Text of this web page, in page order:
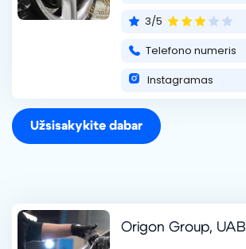
+37063079211
3/5
Telefono numeris
Instagramas
Užsisakykite dabar
Origon Group, UAB